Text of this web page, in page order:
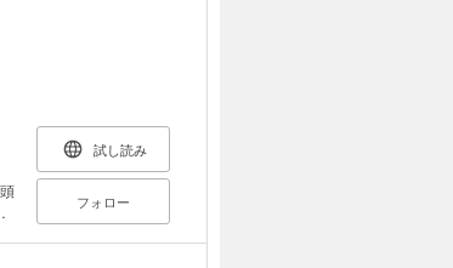
試し読み
フォロー